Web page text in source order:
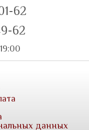
62
62
данных